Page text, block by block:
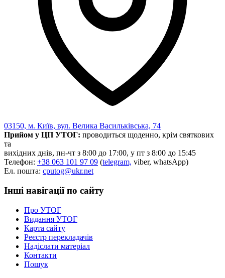
03150, м. Київ, вул. Велика Васильківська, 74
Прийом у ЦП УТОГ: проводиться щоденно, крім святкових
та
вихідних днів, пн-чт з 8:00 до 17:00, у пт з 8:00 до 15:45
Телефон: +38 063 101 97 09 (telegram, viber, whatsApp)
Ел. пошта: cputog@ukr.net
Інші навігації по сайту
Про УТОГ
Видання УТОГ
Карта сайту
Реєстр перекладачів
Надіслати матеріал
Контакти
Пошук